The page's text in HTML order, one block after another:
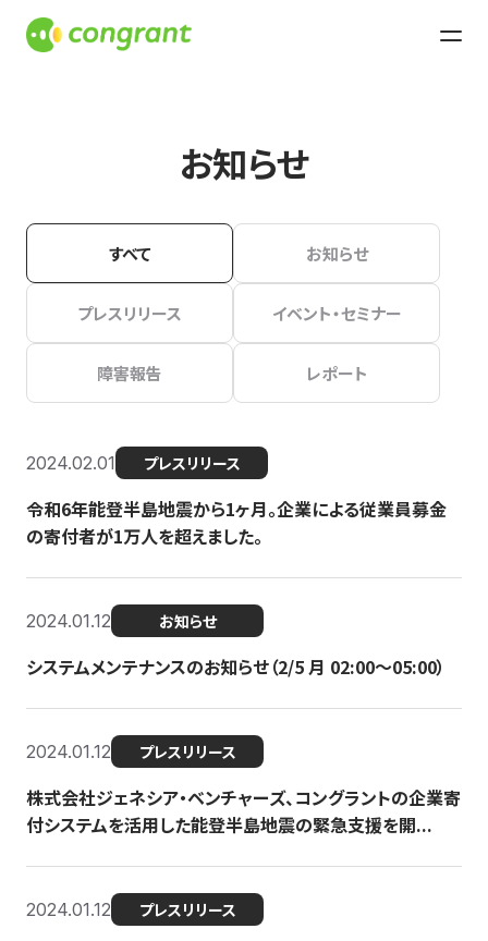
お知らせ
すべて お知らせ
プレスリリース イベント・セミナー
障害報告 レポート
2024.02.01 プレスリリース
令和6年能登半島地震から1ヶ月。企業による従業員募金
の寄付者が1万人を超えました。
2024.01.12 お知らせ
システムメンテナンスのお知らせ（2/5 月 02:00〜05:00）
2024.01.12 プレスリリース
株式会社ジェネシア・ベンチャーズ、コングラントの企業寄
付システムを活用した能登半島地震の緊急支援を開...
2024.01.12 プレスリリース